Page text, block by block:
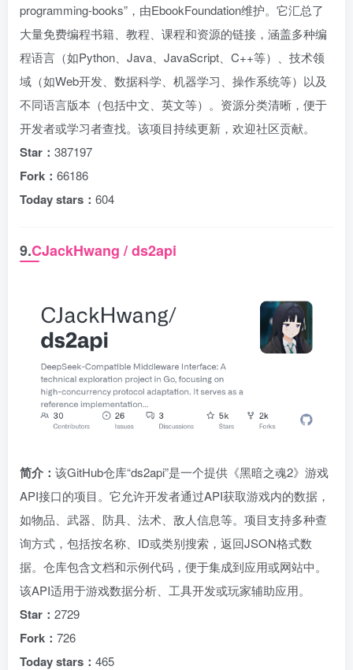
programming-books”，由EbookFoundation维护。它汇总了
大量免费编程书籍、教程、课程和资源的链接，涵盖多种编
程语言（如Python、Java、JavaScript、C++等）、技术领
域（如Web开发、数据科学、机器学习、操作系统等）以及
不同语言版本（包括中文、英文等）。资源分类清晰，便于
开发者或学习者查找。该项目持续更新，欢迎社区贡献。
Star： 387197
Fork： 66186
Today stars： 604
9.CJackHwang / ds2api
简介： 该GitHub仓库“ds2api”是一个提供《黑暗之魂2》游戏
API接口的项目。它允许开发者通过API获取游戏内的数据，
如物品、武器、防具、法术、敌人信息等。项目支持多种查
询方式，包括按名称、ID或类别搜索，返回JSON格式数
据。仓库包含文档和示例代码，便于集成到应用或网站中。
该API适用于游戏数据分析、工具开发或玩家辅助应用。
Star： 2729
Fork： 726
Today stars： 465